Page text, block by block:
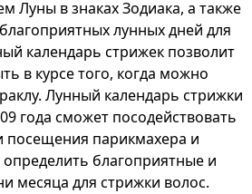
Луны в знаках Зодиака, а также
лунных дней для
календарь стрижек позволит
в курсе того, когда можно
Лунный календарь стрижки
года сможет посодействовать
посещения парикмахера и
благоприятные и
месяца для стрижки волос.